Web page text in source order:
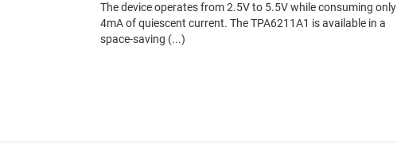
The device operates from 2.5V to 5.5V while consuming only
4mA of quiescent current. The TPA6211A1 is available in a
space-saving (...)